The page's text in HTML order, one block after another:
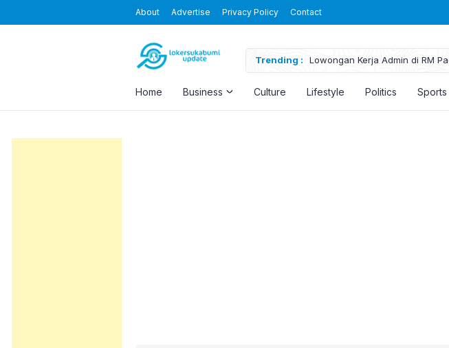
About Advertise Privacy Policy Contact
Trending : Lowongan Kerja Admin di RM
Home Business Culture Lifestyle Politics Sports